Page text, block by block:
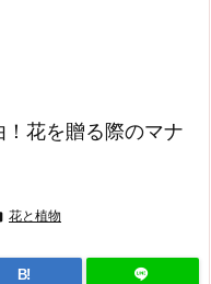
花を贈る際のマナ
花と植物
B!